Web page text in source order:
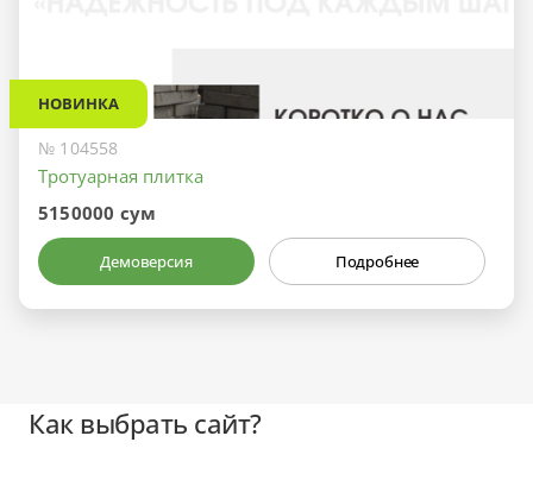
НОВИНКА
№ 104558
Тротуарная плитка
5150000 сум
Демоверсия Подробнее
Как выбрать сайт?